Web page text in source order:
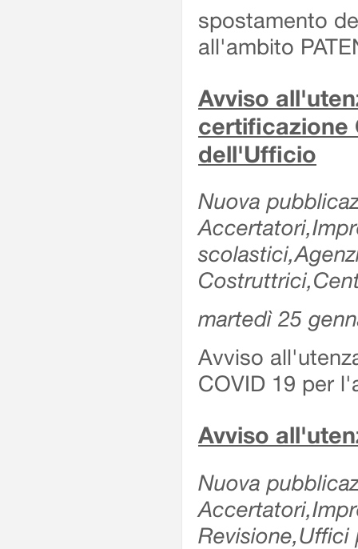
spostamento
all'ambito
Avviso
certificazione
dell'Ufficio
Nuova
martedì 25
Avviso
COVID 19 per
Avviso
Nuova
Revisione,Uffici